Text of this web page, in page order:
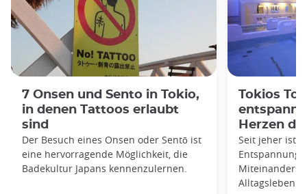
7 Onsen und Sento in Tokio,
in denen Tattoos erlaubt
sind
Der Besuch eines Onsen oder Sentō ist
eine hervorragende Möglichkeit, die
Badekultur Japans kennenzulernen.
Tokios
Herzen
Seit jeher ist
Entspannung
Miteinanders,
Alltagsleben